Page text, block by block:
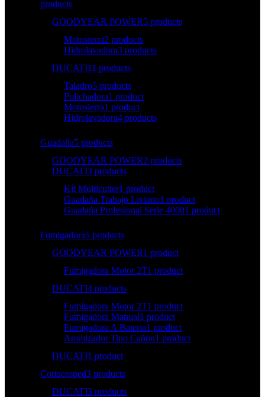
products
GOODYEAR POWER5 products
Motosierra2 products
Hidrolavadora3 products
DUCATI11 products
Taladro5 products
Polichadora1 product
Motosierra1 product
Hidrolavadora4 products
Guadaña5 products
GOODYEAR POWER2 products
DUCATI3 products
Kit Multicutter1 product
Guadaña Trabajo Liviano1 product
Guadaña Profesional Serie 40001 product
Fumigadora5 products
GOODYEAR POWER1 product
Fumigadora Motor 2T1 product
DUCATI4 products
Fumigadora Motor 2T1 product
Fumigadora Manual1 product
Fumigadora A Bateria1 product
Atomizador Tipo Cañon1 product
DUCATI1 product
Cortacesped3 products
DUCATI3 products